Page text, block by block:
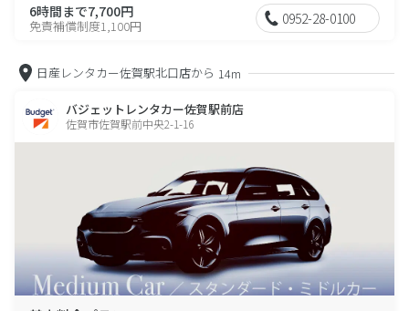
6時間まで7,700円
免責補償制度1,100円 0952-28-0100
日産レンタカー佐賀駅北口店から 14m
バジェットレンタカー佐賀駅前店
佐賀市佐賀駅前中央2-1-16